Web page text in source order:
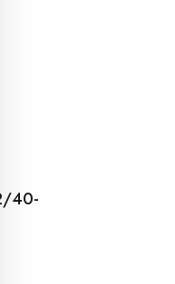
40-